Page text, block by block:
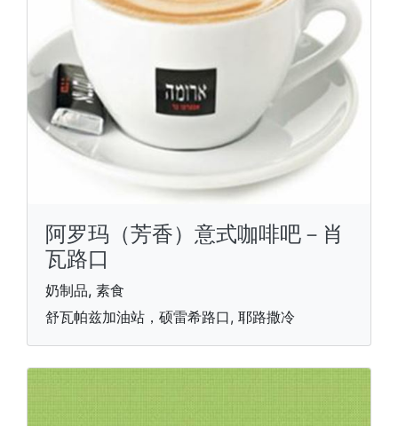
阿罗玛（芳香）意式咖啡吧－肖
瓦路口
奶制品, 素食
舒瓦帕兹加油站，硕雷希路口, 耶路撒冷